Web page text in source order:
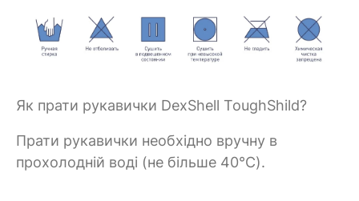
Як прати рукавички DexShell ToughShild?
Прати рукавички необхідно вручну в
прохолодній воді (не більше 40°C).